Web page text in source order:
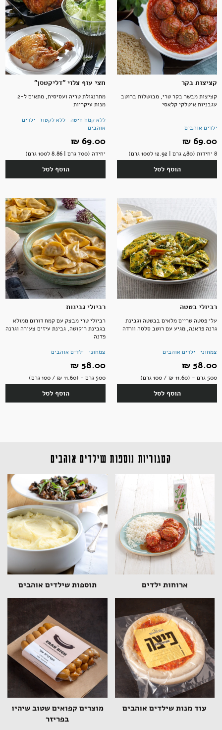
קציצות בקר
קציצות מבשר בקר טרי, מבושלות ברוטב
עגבניות איטלקי קלאסי
ילדים אוהבים
69.00 ‏₪
8 יחידות (480 גרם | 12.92 ל100 גרם)
הוסף לסל
חצי עוף צלוי "דליקטסן"
מתרנגולת טריה ועסיסית, מתאים ל-2
מנות עיקריות
ללא קמח חיטה
ללא לקטוז
ילדים
אוהבים
69.00 ‏₪
יחידה (700 גרם | 8.86 ל100 גרם)
הוסף לסל
רביולי בטטה
עלי פסטה טריים מלאים בבטטה וגבינת
גרנה פדאנה, מגיע עם רוטב סלסה וורדה
צמחוני ילדים אוהבים
58.00 ‏₪
500 גרם - (11.60 ‏₪ / 100 גרם)
הוסף לסל
רביולי גבינות
רביולי טרי מבצק עם קמח דורום ממולא
בגבינת ריקוטה, גבינת עיזים צעירה וגרנה
פדנה
צמחוני
ילדים אוהבים
58.00 ‏₪
500 גרם - (11.60 ‏₪ / 100 גרם)
הוסף לסל
קטגוריות נוספות שילדים אוהבים
ארוחות ילדים תוספות שילדים אוהבים
עוד מנות שילדים אוהבים
מוצרים קפואים שטוב שיהיו
בפריזר